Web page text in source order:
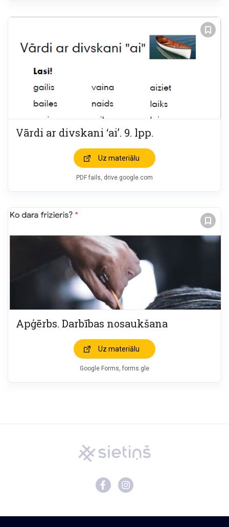
Vārdi ar divskani ‘ai’. 9. lpp.
Uz materiālu
PDF fails, drive.google.com
Apģērbs. Darbības nosaukšana
Uz materiālu
Google Forms, forms.gle